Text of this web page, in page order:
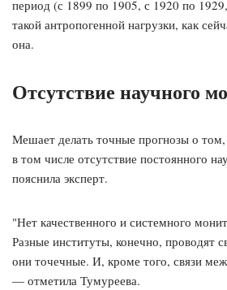
период (с 1899 по 1905, с 1920 по
такой антропогенной нагрузки, как
она.
Отсутствие научного
Мешает делать точные прогнозы о
в том числе отсутствие постоянного
пояснила эксперт.
"Нет качественного и системного
Разные институты, конечно, проводят
они точечные. И, кроме того, связи
— отметила Тумуреева.